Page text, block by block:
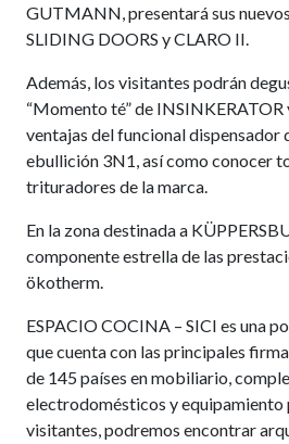
GUTMANN, presentará sus
SLIDING DOORS y CLARO II.
Además, los visitantes podrán
“Momento té” de
ventajas del funcional dispensador
ebullición 3N1, así como conocer
trituradores de la marca.
En la zona destinada a
componente estrella de las
ökotherm.
ESPACIO COCINA – SICI es una
que cuenta con las principales
de 145 países en mobiliario,
electrodomésticos y equipamiento
visitantes, podremos encontrar